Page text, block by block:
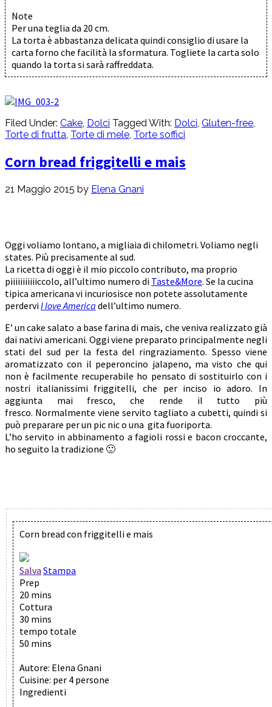
Note
Per una teglia da 20 cm.
La torta è abbastanza delicata quindi consiglio di usare la
carta forno che facilità la sformatura. Togliete la carta solo
quando la torta si sarà raffreddata.
Filed Under: Cake, Dolci Tagged With: Dolci, Gluten-free,
Torte di frutta, Torte di mele, Torte soffici
Corn bread friggitelli e mais
21 Maggio 2015 by Elena Gnani
Oggi voliamo lontano, a migliaia di chilometri. Voliamo negli
states. Più precisamente al sud.
La ricetta di oggi è il mio piccolo contributo, ma proprio
piiiiiiiiiiiccolo, all’ultimo numero di Taste&More. Se la cucina
tipica americana vi incuriosisce non potete assolutamente
perderviI love America dell’ultimo numero.
E’ un cake salato a base farina di mais, che veniva realizzato già
dai nativi americani. Oggi viene preparato principalmente negli
stati del sud per la festa del ringraziamento. Spesso viene
aromatizzato con il peperoncino jalapeno, ma visto che qui
non è facilmente recuperabile ho pensato di sostituirlo con i
nostri italianissimi friggitelli, che per inciso io adoro. In
aggiunta mai fresco, che rende il tutto più
fresco. Normalmente viene servito tagliato a cubetti, quindi si
può preparare per un pic nic o una gita fuoriporta.
L’ho servito in abbinamento a fagioli rossi e bacon croccante,
ho seguito la tradizione 🙂
Corn bread con friggitelli e mais
Salva Stampa
Prep
20 mins
Cottura
30 mins
tempo totale
50 mins
Autore: Elena Gnani
Cuisine: per 4 persone
Ingredienti